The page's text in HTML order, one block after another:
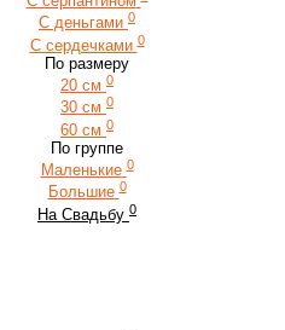
С деньгами 0
С сердечками 0
По размеру
20 см 0
30 см 0
60 см 0
По группе
Маленькие 0
Большие 0
На Свадьбу 0